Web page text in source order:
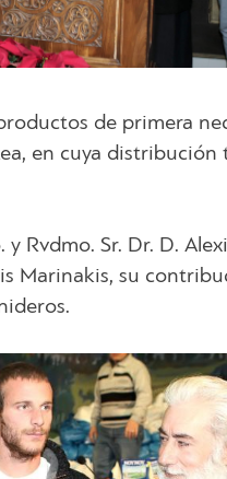
de primera
en cuya
y Rvdmo. Sr. Dr. D.
Marinakis, su